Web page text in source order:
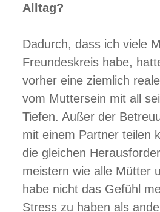
Alltag?
Dadurch, dass ich viele
Freundeskreis habe,
vorher eine ziemlich
vom Muttersein mit all
Tiefen. Außer der
mit einem Partner teilen
die gleichen
meistern wie alle Mütter
habe nicht das Gefühl
Stress zu haben als